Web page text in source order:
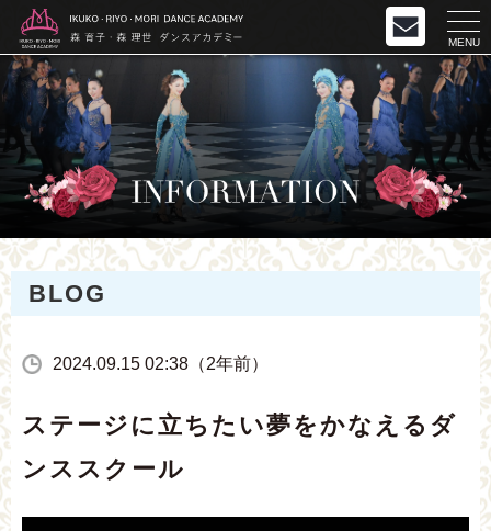
BLOG
2024.09.15 02:38（2年前）
ステージに立ちたい夢をかなえるダ
ンススクール
MENU